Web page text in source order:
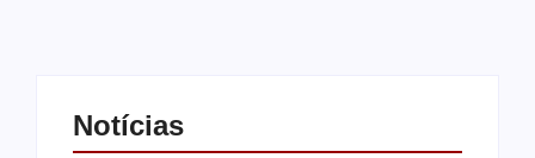
Notícias